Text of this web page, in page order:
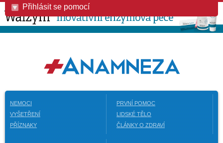
Přihlásit se pomocí
NEMOCI
VYŠETŘENÍ
PŘÍZNAKY
PRVNÍ POMOC
LIDSKÉ TĚLO
ČLÁNKY O ZDRAVÍ